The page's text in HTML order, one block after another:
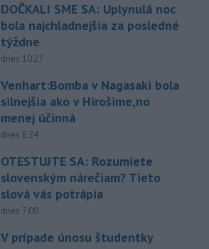
DOČKALI SME SA: Uplynulá noc
bola najchladnejšia za posledné
týždne
dnes 10:27
Venhart:Bomba v Nagasaki bola
silnejšia ako v Hirošime,no
menej účinná
dnes 8:24
OTESTUJTE SA: Rozumiete
slovenským nárečiam? Tieto
slová vás potrápia
dnes 7:00
V prípade únosu študentky